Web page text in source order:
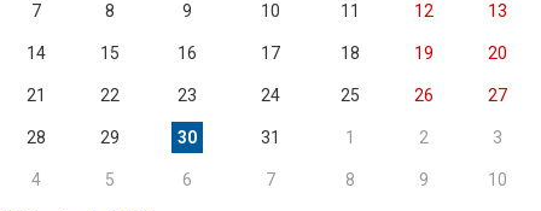
7 8 9 10 11 12 13
14 15 16 17 18 19 20
21 22 23 24 25 26 27
28 29 30 31 1 2 3
4 5 6 7 8 9 10